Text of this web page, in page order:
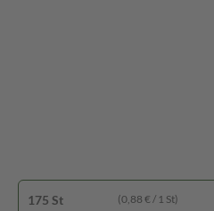
175 St (0,88 € / 1 St)